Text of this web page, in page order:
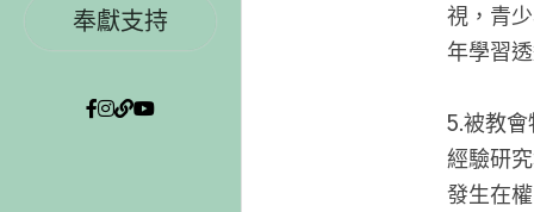
奉獻支持
視，青
年學習
5.被教
經驗研
發生在